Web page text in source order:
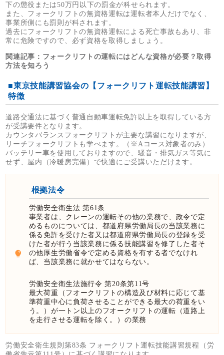
下の懲役または50万円以下の罰金が科せられます。
また、フォークリフトの無資格運転は運転者本人だけでなく、
事業所側にも罰則が科されます。
過去にフォークリフトの無資格運転による死亡事故もあり、非
常に危険ですので、必ず資格を取得しましょう。
関連記事： フォークリフトの運転にはどんな資格が必要？取得
方法を知ろう
■東京技能講習協会の【フォークリフト運転技能講習】
特徴
道路交通法に基づく普通自動車運転免許以上を取得している方
が受講要件となります。
カウンタバランスフォークリフトが主要な講習になりますが、
リーチフォークリフトも学べます。（※Aコース対象者のみ）
バッテリー車を使用しておりますので、騒音・排気ガス等気に
せず、屋内（冷暖房完備）で快適にご受講いただけます。
根拠法令
労働安全衛生法 第61条
事業者は、クレーンの運転その他の業務で、政令で定
めるものについては、都道府県労働局長の当該業務に
係る免許を受けた者又は都道府県労働局長の登録を受
けた者が行う当該業務に係る技能講習を修了した者そ
の他厚生労働省令で定める資格を有する者でなけれ
ば、当該業務に就かせてはならない。
労働安全衛生法施行令 第20条第11号
最大荷重（フオークリフトの構造及び材料に応じて基
準荷重中心に負荷させることができる最大の荷重をい
う。）が一トン以上のフオークリフトの運転（道路上
を走行させる運転を除く。）の業務
労働安全衛生規則第83条 フォークリフト運転技能講習規程（労